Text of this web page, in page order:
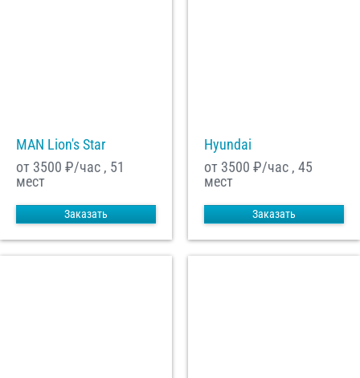
MAN Lion's Star
от 3500 ₽/час , 51
мест
Заказать
Hyundai
от 3500 ₽/час , 45
мест
Заказать